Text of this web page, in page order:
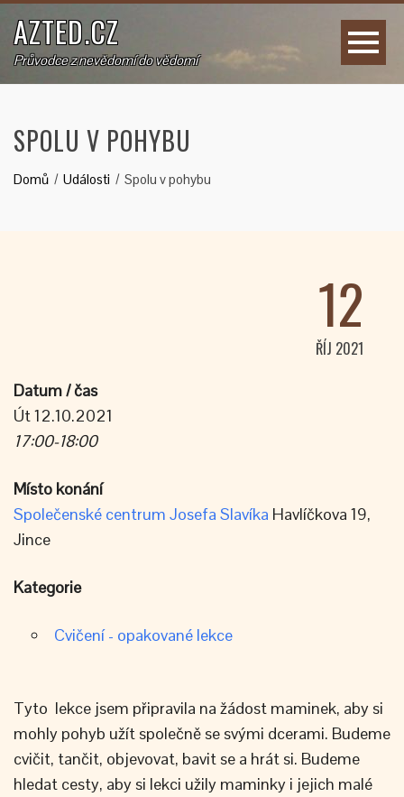
AZTED.CZ
Průvodce z nevědomí do vědomí
SPOLU V POHYBU
Domů Události Spolu v pohybu
12
ŘÍJ 2021
Datum / čas
Út 12.10.2021
17:00-18:00
Místo konání
Společenské centrum Josefa Slavíka Havlíčkova 19,
Jince
Kategorie
Cvičení - opakované lekce
Tyto lekce jsem připravila na žádost maminek, aby si
mohly pohyb užít společně se svými dcerami. Budeme
cvičit, tančit, objevovat, bavit se a hrát si. Budeme
hledat cesty, aby si lekci užily maminky i jejich malé